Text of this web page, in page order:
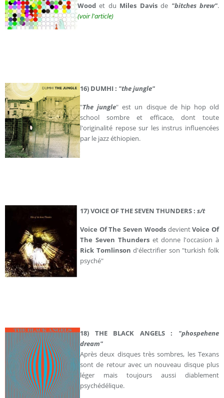
Wood et du Miles Davisde "bitches brew".
(voir l'article)
16) DUMHI : "the jungle"
"The jungle" est un disque de hip hop old
school sombre et efficace, dont toute
l'originalité repose sur les instrus influencées
par le jazz éthiopien.
17) VOICE OF THE SEVEN THUNDERS : s/t
Voice Of The Seven WoodsdevientVoice Of
The Seven Thunderset donne l'occasion à
Rick Tomlinson d'électrifier son "turkish folk
psyché"
18) THE BLACK ANGELS : "phospehene
dream"
Après deux disques très sombres, les Texans
sont de retour avec un nouveau disque plus
léger mais toujours aussi diablement
psychédélique.